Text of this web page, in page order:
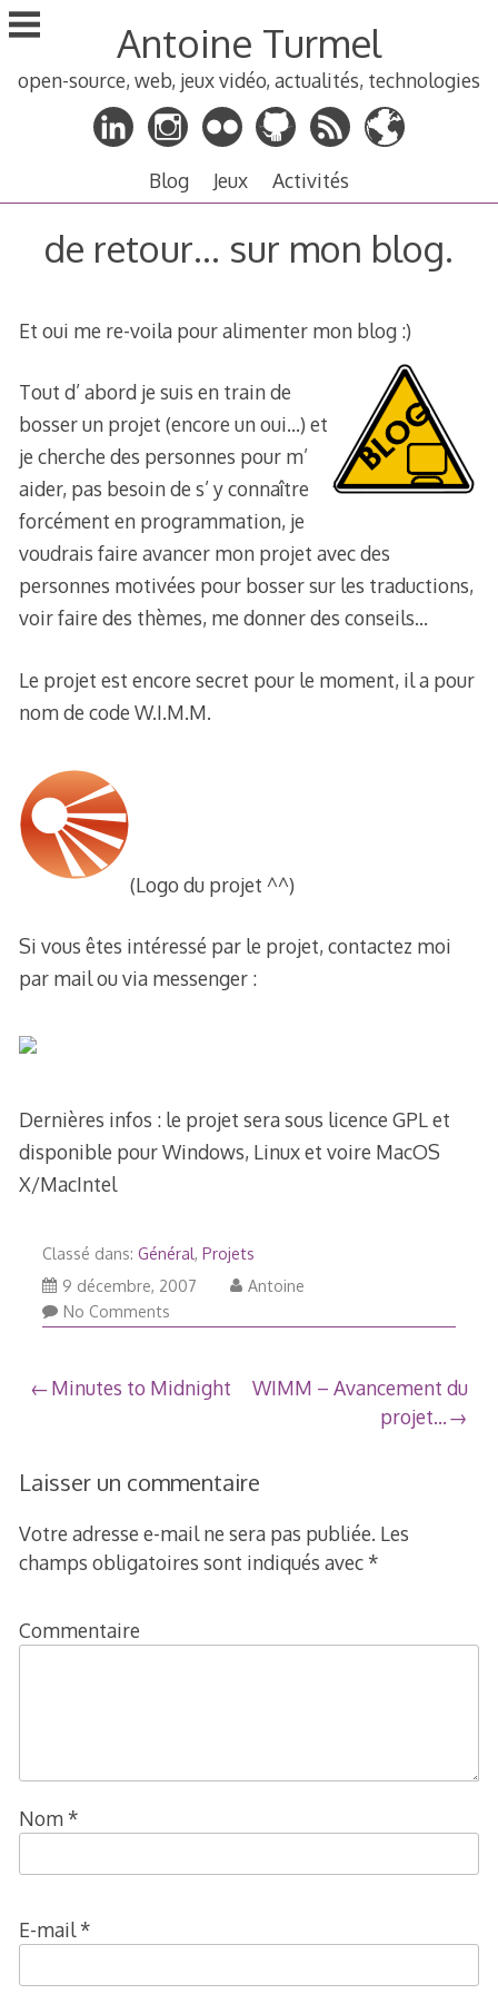
Aller
au
principal
Antoine Turmel
open-source, web, jeux vidéo, actualités, technologies
Blog Jeux Activités
de retour… sur mon blog.
Et oui me re-voila pour alimenter mon blog :)
Tout d’ abord je suis en train de
bosser un projet (encore un oui…) et
je cherche des personnes pour m’
aider, pas besoin de s’ y connaître
forcément en programmation, je
voudrais faire avancer mon projet avec des
personnes motivées pour bosser sur les traductions,
voir faire des thèmes, me donner des conseils…
Le projet est encore secret pour le moment, il a pour
nom de code W.I.M.M.
(Logo du projet ^^)
Si vous êtes intéressé par le projet, contactez moi
par mail ou via messenger :
Dernières infos : le projet sera sous licence GPL et
disponible pour Windows, Linux et voire MacOS
X/MacIntel
Classé dans: Général, Projets
9 décembre, 200720
Antoine
No Comments
Navigation
l’article
Minutes to Midnight
WIMM – Avancement du
projet…
Laisser un commentaire
Votre adresse e-mail ne sera pas publiée. Les
champs obligatoires sont indiqués avec *
Commentaire
Nom *
E-mail*